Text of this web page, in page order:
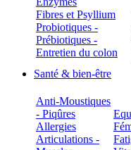
Fibres et Psyllium
Probiotiques -
Prébiotiques -
Entretien du colon
Santé & bien-être
Anti-Moustiques
- Piqûres
Allergies
Articulations -